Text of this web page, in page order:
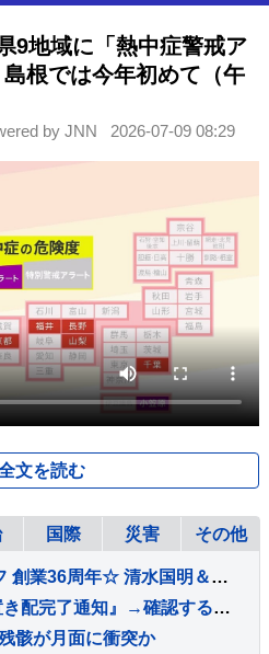
9地域に「熱中症警戒ア
根では今年初めて（午
by JNN 2026-07-09 08:29
文を読む
国際 災害 その他
BOOKOFF ブックオフ 創業36周年☆ 清水国明＆あのちゃんの世代格差CM 8/7～公開♪ 8/13～8/16 はアプリ会員20％オフ☆ あのちゃんしおりプレゼント◎ おもろ動画4本！
配達員から届いた『置き配完了通知』→確認すると、写っていたのは荷物だけではなく…思わず二度見する『まさかの一枚』に3万いいね「愛がある」
骸が月面に衝突か